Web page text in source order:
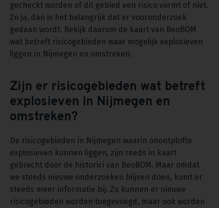
gecheckt worden of dit gebied een risico vormt of niet.
Zo ja, dan is het belangrijk dat er vooronderzoek
gedaan wordt. Bekijk daarom de kaart van BeoBOM
wat betreft risicogebieden waar mogelijk explosieven
liggen in Nijmegen en omstreken.
Zijn er risicogebieden wat betreft
explosieven in Nijmegen en
omstreken?
De risicogebieden in Nijmegen waarin onontplofte
explosieven kunnen liggen, zijn reeds in kaart
gebracht door de historici van BeoBOM. Maar omdat
we steeds nieuwe onderzoeken blijven doen, komt er
steeds meer informatie bij. Zo kunnen er nieuwe
risicogebieden worden toegevoegd, maar ook worden